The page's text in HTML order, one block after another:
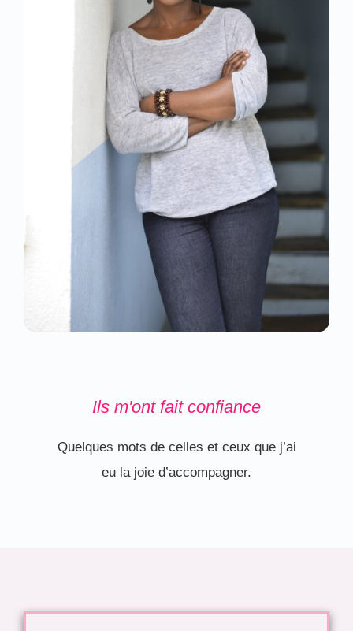
Ils m'ont fait confiance
Quelques mots de celles et ceux que j’ai
eu la joie d’accompagner.